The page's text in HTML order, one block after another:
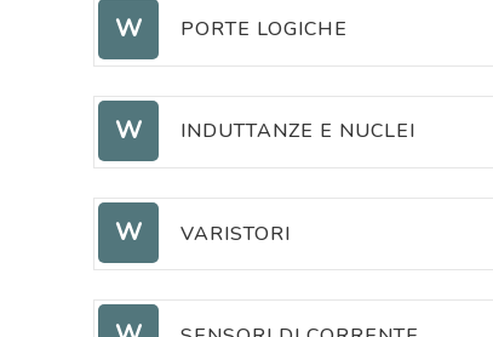
SENSORI DI TEMPERATURA
W PORTE LOGICHE
PORTE LOGICHE
W INDUTTANZE E NUCLEI
W VARISTORI